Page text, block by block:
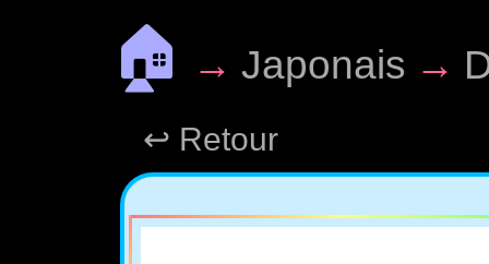
🏠 → Japonais →
↩ Retour